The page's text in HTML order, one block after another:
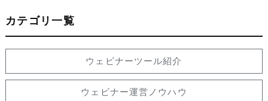
カテゴリ一覧
ウェビナーツール紹介
ウェビナー運営ノウハウ